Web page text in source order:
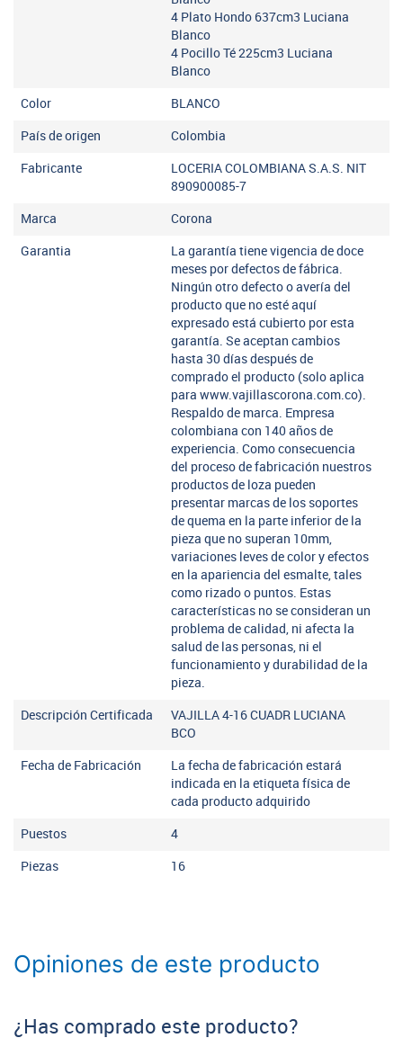
4 Plato Hondo 637cm3 Luciana
Blanco
4 Pocillo Té 225cm3 Luciana
Blanco
Color BLANCO
País de origen Colombia
Fabricante
LOCERIA COLOMBIANA S.A.S. NIT
890900085-7
Marca Corona
Garantia
La garantía tiene vigencia de doce
meses por defectos de fábrica.
Ningún otro defecto o avería del
producto que no esté aquí
expresado está cubierto por esta
garantía. Se aceptan cambios
hasta 30 días después de
comprado el producto (solo aplica
para www.vajillascorona.com.co).
Respaldo de marca. Empresa
colombiana con 140 años de
experiencia. Como consecuencia
del proceso de fabricación nuestros
productos de loza pueden
presentar marcas de los soportes
de quema en la parte inferior de la
pieza que no superan 10mm,
variaciones leves de color y efectos
en la apariencia del esmalte, tales
como rizado o puntos. Estas
características no se consideran un
problema de calidad, ni afecta la
salud de las personas, ni el
funcionamiento y durabilidad de la
pieza.
Descripción Certificada
VAJILLA 4-16 CUADR LUCIANA
BCO
Fecha de Fabricación
La fecha de fabricación estará
indicada en la etiqueta física de
cada producto adquirido
Puestos 4
Piezas 16
Opiniones de este producto
¿Has comprado este producto?